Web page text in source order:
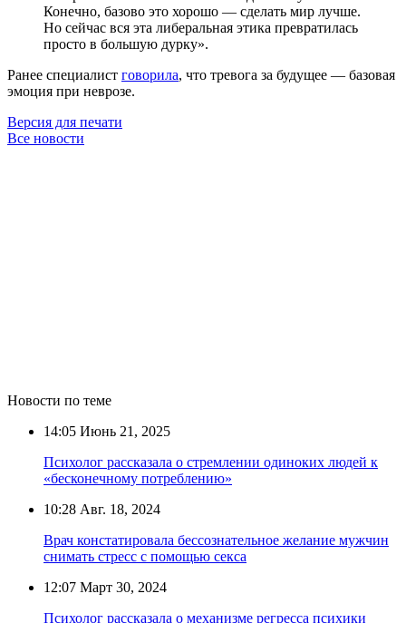
Конечно, базово это хорошо — сделать мир лучше.
Но сейчас вся эта либеральная этика превратилась
просто в большую дурку».
Ранее специалист говорила, что тревога за будущее — базовая
эмоция при неврозе.
Версия для печати
Все новости
Новости по теме
14:05 Июнь 21, 2025
Психолог рассказала о стремлении одиноких людей к
«бесконечному потреблению»
10:28 Авг. 18, 2024
Врач констатировала бессознательное желание мужчин
снимать стресс с помощью секса
12:07 Март 30, 2024
Психолог рассказала о механизме регресса психики